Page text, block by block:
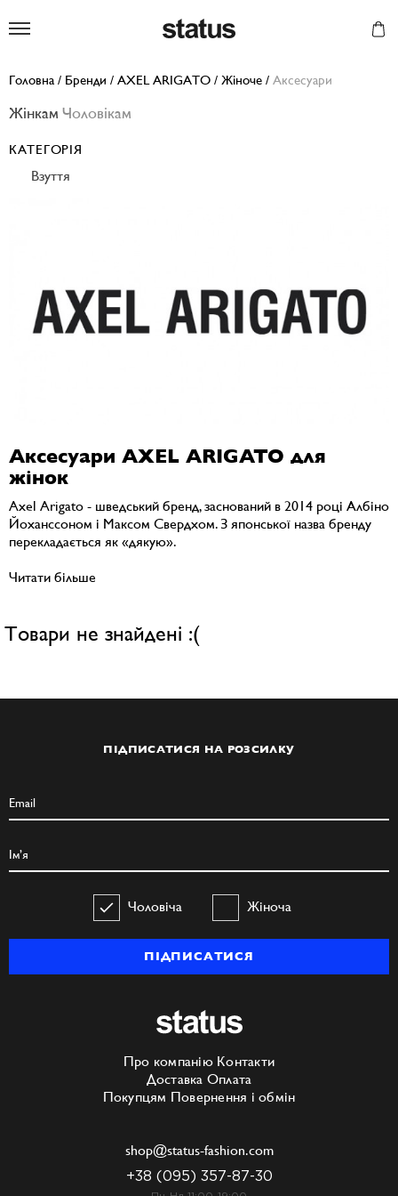
Головна / Бренди / AXEL ARIGATO / Жіноче / Аксесуари
Аксесуари AXEL ARIGATO для
жінок
Axel Arigato - шведський бренд, заснований в 2014 році Албіно
Йоханссоном і Максом Свердхом. З японської назва бренду
перекладається як «дякую».
Читати більше
Товари не знайдені :(
Жінкам Чоловікам
КАТЕГОРІЯ
Взуття
ПІДПИСАТИСЯ НА РОЗСИЛКУ
Чоловіча Жіноча
ПІДПИСАТИСЯ
Про компанію Контакти
Доставка Оплата
Покупцям Повернення і обмін
shop@status-fashion.com
+38 (095) 357-87-30